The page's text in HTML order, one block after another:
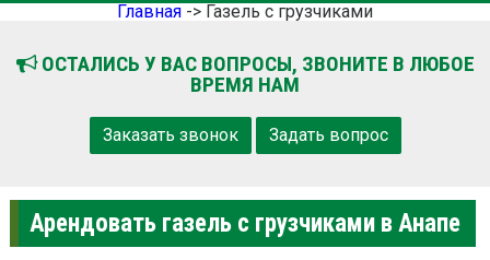
Главная -> Газель с грузчиками
ОСТАЛИСЬ У ВАС ВОПРОСЫ, ЗВОНИТЕ В ЛЮБОЕ
ВРЕМЯ НАМ
Заказать звонок Задать вопрос
Арендовать газель с грузчиками в Анапе